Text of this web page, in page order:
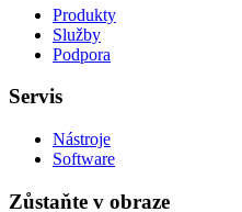
Produkty
Služby
Podpora
Servis
Nástroje
Software
Zůstaňte v obraze